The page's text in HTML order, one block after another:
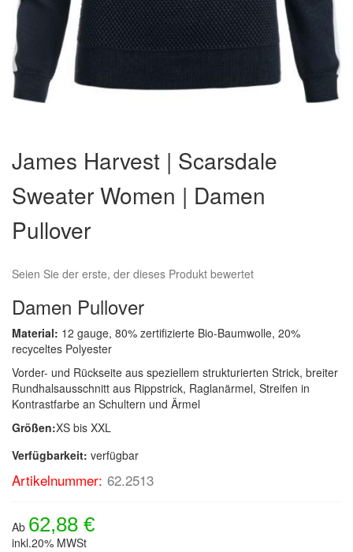
der
Bildergalerie
springen
James Harvest | Scarsdale
Sweater Women | Damen
Pullover
Seien Sie der erste, der dieses Produkt bewertet
Damen Pullover
Material: 12 gauge, 80% zertifizierte Bio-Baumwolle, 20%
recyceltes Polyester
Vorder- und Rückseite aus speziellem strukturierten Strick, breiter
Rundhalsausschnitt aus Rippstrick, Raglanärmel, Streifen in
Kontrastfarbe an Schultern und Ärmel
Größen:XS bis XXL
Verfügbarkeit: verfügbar
Artikelnummer: 62.2513
Ab 62,88 €
inkl.20% MWSt